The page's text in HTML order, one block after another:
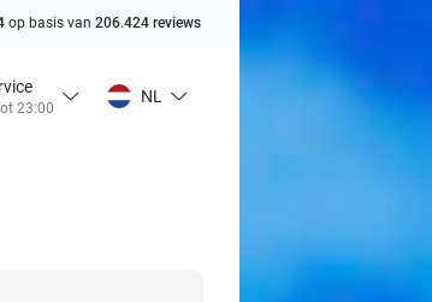
op basis van 206.424 reviews
23:00
NL